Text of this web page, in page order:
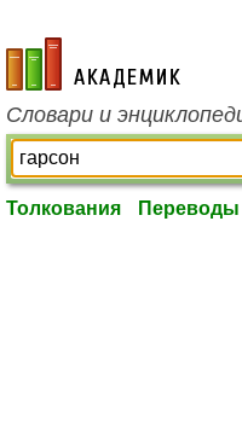
academic.ru
Словари и
Толкования Переводы